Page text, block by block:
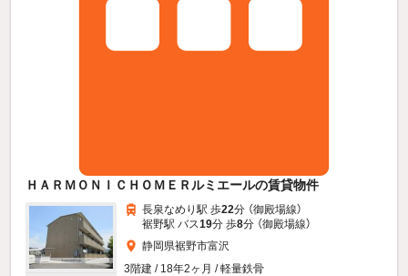
ＨＡＲＭＯＮＩＣＨＯＭＥＲルミエールの賃貸物件
長泉なめり駅 歩22分 （御殿場線）
裾野駅 バス19分 歩8分 （御殿場線）
静岡県裾野市富沢
3階建 / 18年2ヶ月 / 軽量鉄骨